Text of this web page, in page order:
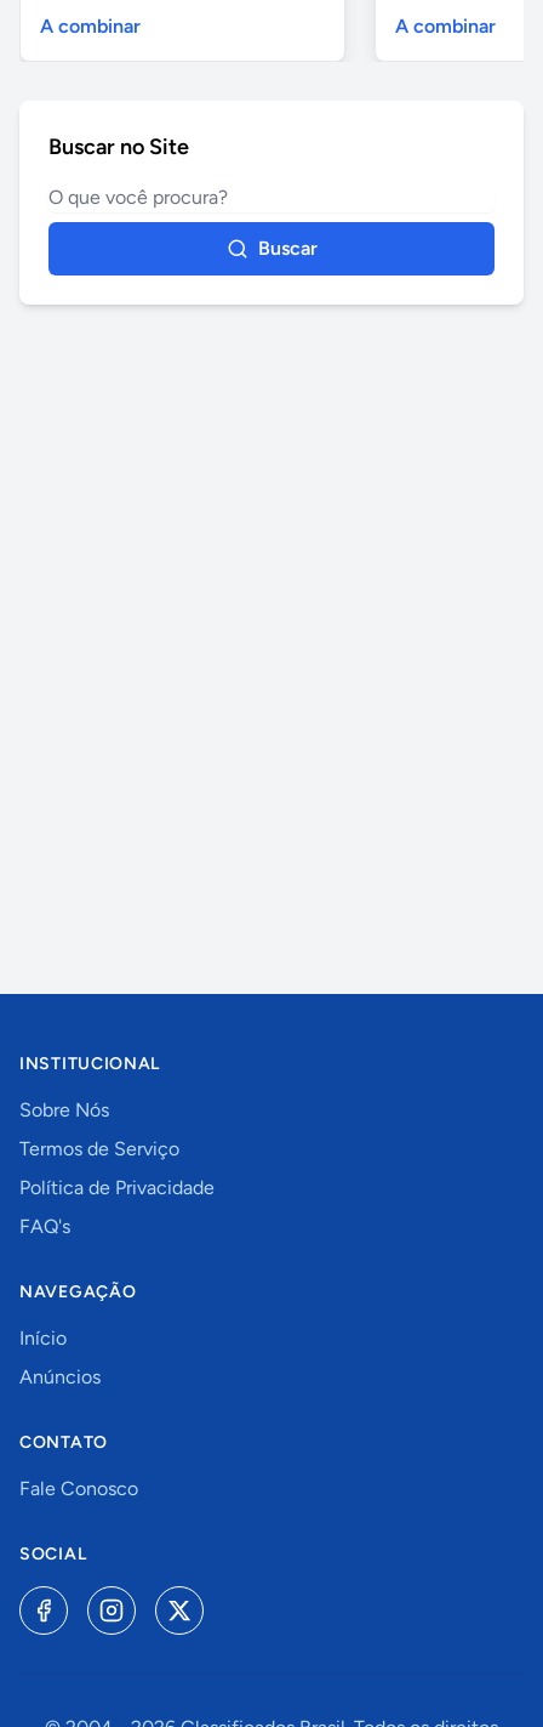
A combinar A combinar
Buscar no Site
Buscar
INSTITUCIONAL
Sobre Nós
Termos de Serviço
Política de Privacidade
FAQ's
NAVEGAÇÃO
Início
Anúncios
CONTATO
Fale Conosco
SOCIAL